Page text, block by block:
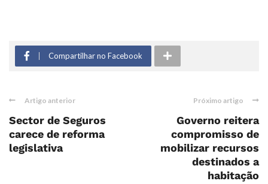
Compartilhar no Facebook
Artigo anterior
Sector de Seguros
carece de reforma
legislativa
Próximo artigo
Governo reitera
compromisso de
mobilizar recursos
destinados a
habitação